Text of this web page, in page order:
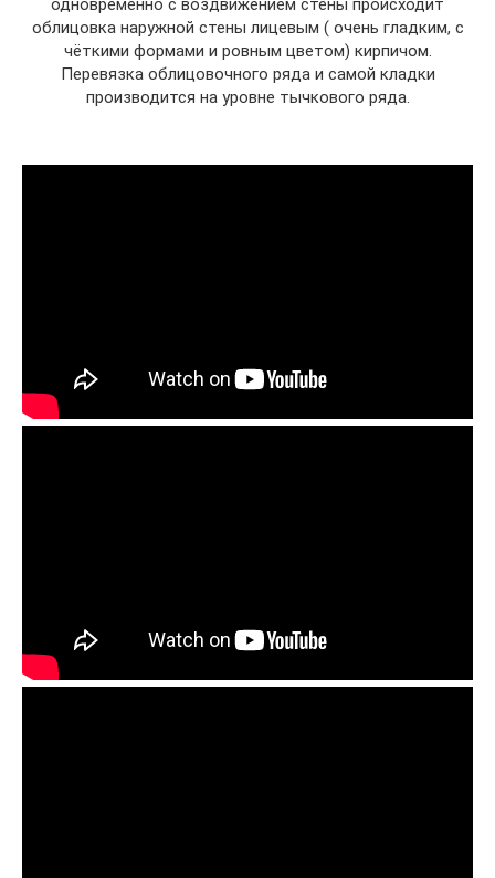
одновременно с воздвижением стены происходит
облицовка наружной стены лицевым ( очень гладким, с
чёткими формами и ровным цветом) кирпичом.
Перевязка облицовочного ряда и самой кладки
производится на уровне тычкового ряда.